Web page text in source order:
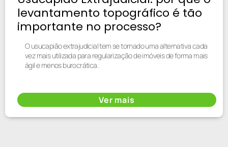
levantamento topográfico é tão
importante no processo?
O usucapião extrajudicial tem se tornado uma alternativa cada
vez mais utilizada para regularização de imóveis de forma mais
ágil e menos burocrática.
Ver mais